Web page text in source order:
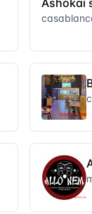
Ashokai